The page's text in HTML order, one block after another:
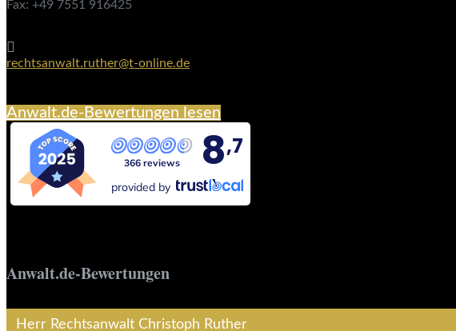
Fax: +49 7551 916425

rechtsanwalt.ruther@t-online.de
Anwalt.de-Bewertungen lesen
366 reviews 8,7
provided by
Anwalt.de-Bewertungen
Herr Rechtsanwalt Christoph Ruther